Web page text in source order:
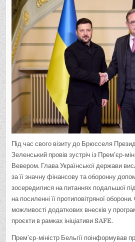
Під час свого візиту до Брюсселя
Зеленський провів зустріч із Прем’єр-
Вевером. Глава Української держави
за її значну фінансову та оборонну
зосередилися на питаннях подальшої
на посиленні її протиповітряної
можливості додаткових внесків у
проєкти в рамках ініціативи SAFE.
Прем’єр-міністр Бельгії поінформував